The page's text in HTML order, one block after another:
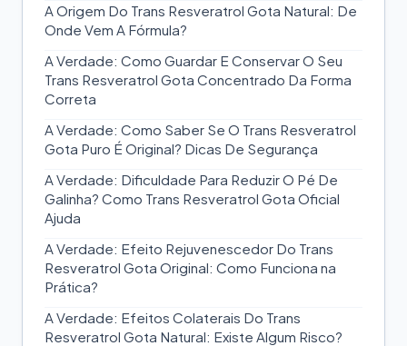
A Origem Do Trans Resveratrol Gota Natural: De
Onde Vem A Fórmula?
A Verdade: Como Guardar E Conservar O Seu
Trans Resveratrol Gota Concentrado Da Forma
Correta
A Verdade: Como Saber Se O Trans Resveratrol
Gota Puro É Original? Dicas De Segurança
A Verdade: Dificuldade Para Reduzir O Pé De
Galinha? Como Trans Resveratrol Gota Oficial
Ajuda
A Verdade: Efeito Rejuvenescedor Do Trans
Resveratrol Gota Original: Como Funciona na
Prática?
A Verdade: Efeitos Colaterais Do Trans
Resveratrol Gota Natural: Existe Algum Risco?